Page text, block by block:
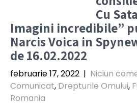
Cu
Imagini incredibile”
Narcis Voica in
de 16.02.2022
februarie 17, 2022 | Niciun
Comunicat, Drepturile Omului,
Romania